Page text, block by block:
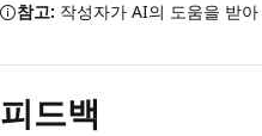
참고: 작성자가 AI의 도움을 받
피드백